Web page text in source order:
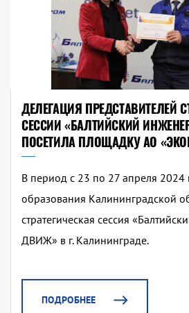
ДЕЛЕГАЦИЯ ПРЕДСТАВИТЕЛЕЙ
СЕССИИ «БАЛТИЙСКИЙ
ПОСЕТИЛА ПЛОЩАДКУ АО
В период с 23 по 27 апреля 2024
образования Калининградской
стратегическая сессия
ДВИЖ» в г. Калининграде.
ПОДРОБНЕЕ